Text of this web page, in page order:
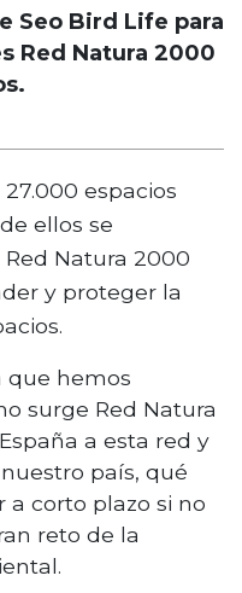
Seo Bird Life para
Red Natura 2000
espacios
ellos se
Natura 2000
y proteger la
que hemos
surge Red Natura
a esta red y
país, qué
a corto plazo si no
reto de la